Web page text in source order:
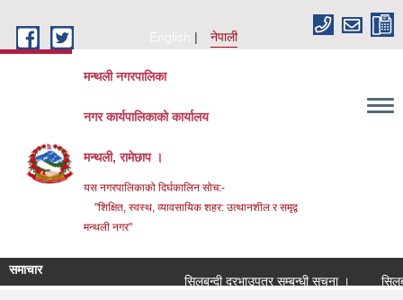
English
नेपाली
मन्थली नगरपालिका
नगर कार्यपालिकाको कार्यालय
मन्थली, रामेछाप ।
यस नगरपालिकाको दिर्घकालिन सोच:-
"शिक्षित, स्वस्थ, व्यावसायिक शहर: उत्थानशील र समृद्व
मन्थली नगर"
समाचार
सिलबन्दी दरभाउपत्र सम्बन्धी सूचना ।